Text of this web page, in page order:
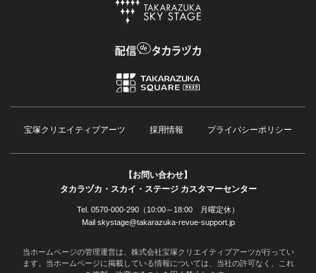
宝塚クリエイティブアーツ 採用情報 プライバシーポリシー
【お問い合わせ】
タカラヅカ・スカイ・ステージ カスタマーセンター
Tel. 0570-000-290（10:00～18:00 月曜定休）
Mail skystage@takarazuka-revue-support.jp
当ホームページの管理運営は、株式会社宝塚クリエイティブアーツが行ってい
ます。当ホームページに掲載している情報については、当社の許可なく、これ